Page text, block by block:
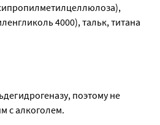
4000), тальк, титана
поэтому не
с алкоголем.